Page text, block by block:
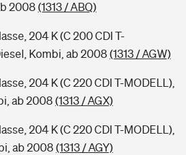
2008 (1313 / ABQ)
204 K (C 200 CDI T-
Kombi, ab 2008 (1313 / AGW)
204 K (C 220 CDI T-MODELL),
ab 2008 (1313 / AGX)
204 K (C 220 CDI T-MODELL),
ab 2008 (1313 / AGY)